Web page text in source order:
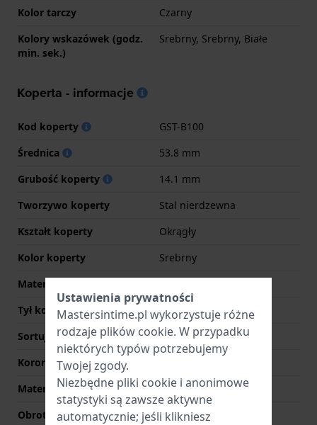
Kolor tarczy
Czarny
Kolory wskazówek (godz.
min. sek.)
Srebrny, Srebrny, Białe
Koperta - informacje
Kod koperty
GST-B100
Średnica
53.8 mm
Grubość koperty
14.1 mm
Tworzywo koperty
Stal nierdzewna
Kształt koperty
Okrągły
Kolor koperty
Srebrny
Materiał tyłu koperty
Tył koperty
Zamknięte śrubkami
Sortuj szkiełka
Mineralny
Korona
Materiał ramki
Stal nierdzewna
Obrotowa ramka
Brak - Naprawione
Ustawienia prywatności
Mastersintime.pl wykorzystuje różne
rodzaje plików cookie. W przypadku
niektórych typów potrzebujemy
Twojej zgody.
Niezbędne pliki cookie i anonimowe
statystyki są zawsze aktywne
automatycznie; jeśli klikniesz